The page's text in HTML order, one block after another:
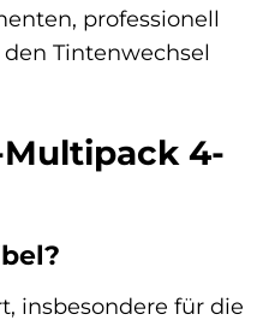
professionell
Tintenwechsel
Multipack 4-
insbesondere für die